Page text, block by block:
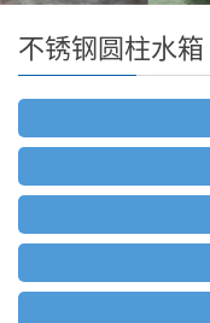
不锈钢圆柱水箱